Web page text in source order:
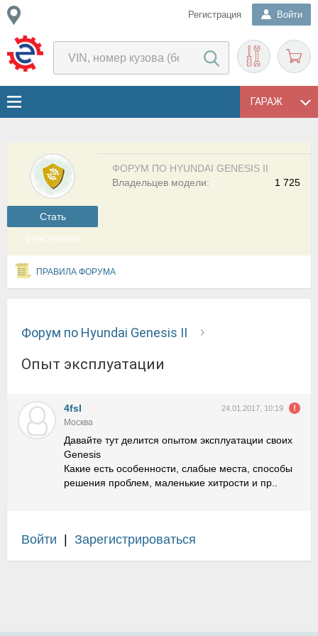
Регистрация Войти
ГАРАЖ
Cтать
участником
ФОРУМ ПО HYUNDAI GENESIS II
1 725
Владельцев модели:
ПРАВИЛА ФОРУМА
Форум по Hyundai Genesis II
Опыт эксплуатации
4fsl 24.01.2017, 10:19
Москва
Давайте тут делится опытом эксплуатации своих
Genesis
Какие есть особенности, слабые места, способы
решения проблем, маленькие хитрости и пр..
Войти Зарегистрироваться